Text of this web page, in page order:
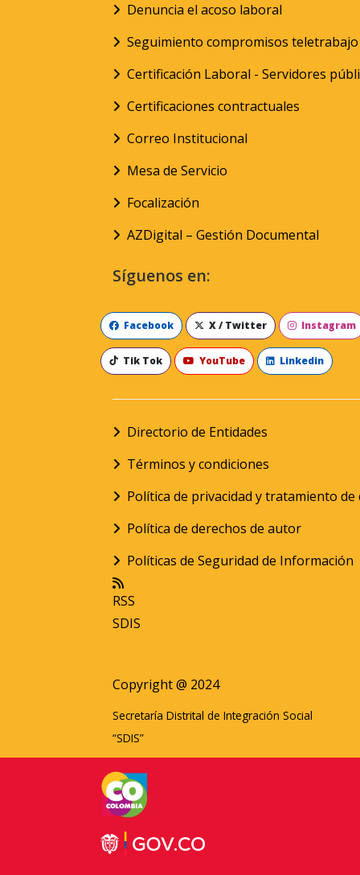
Denuncia el acoso laboral
Seguimiento compromisos teletrabajo
Certificación Laboral - Servidores
Certificaciones contractuales
Correo Institucional
Mesa de Servicio
Focalización
AZDigital – Gestión Documental
Síguenos en:
Facebook X / Twitter Instagram
Tik Tok YouTube Linkedin
Directorio de Entidades
Términos y condiciones
Política de privacidad y tratamiento
Política de derechos de autor
Políticas de Seguridad de Información
RSS
SDIS
Copyright @ 2024
Secretaría Distrital de Integración Social
“SDIS”